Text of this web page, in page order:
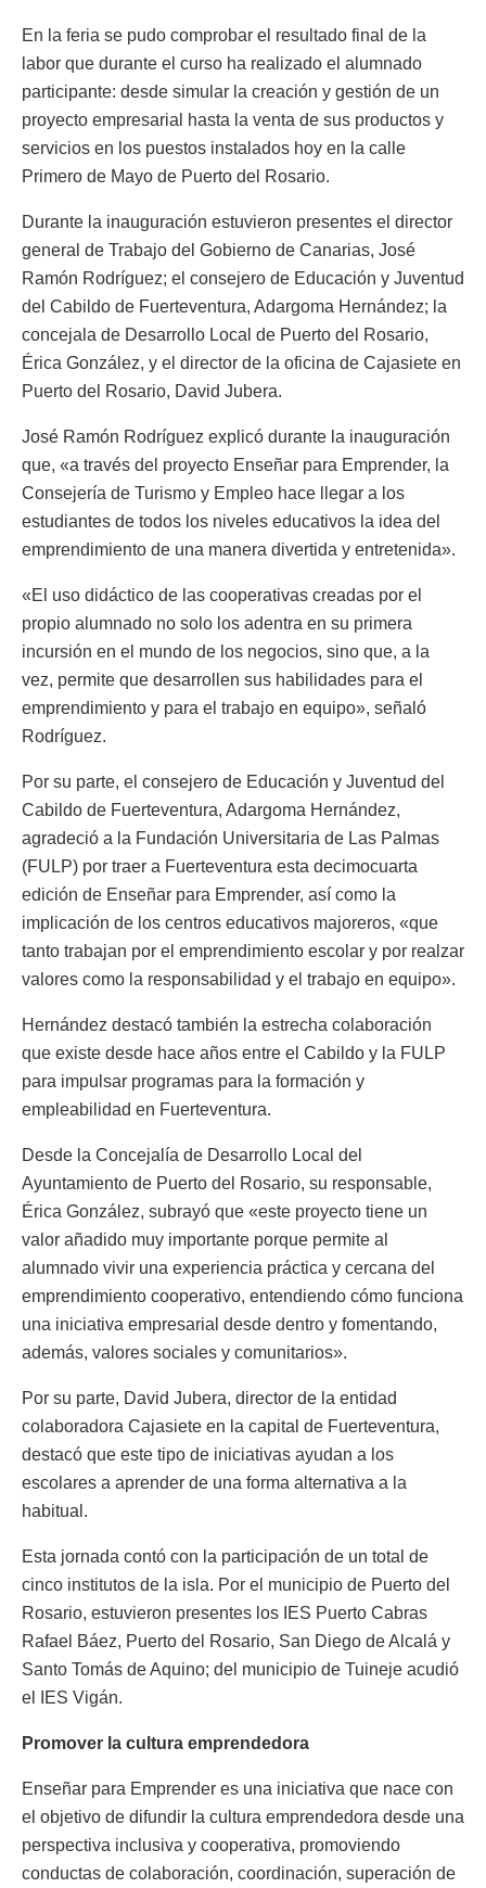
En la feria se pudo comprobar el resultado final de la
labor que durante el curso ha realizado el alumnado
participante: desde simular la creación y gestión de un
proyecto empresarial hasta la venta de sus productos y
servicios en los puestos instalados hoy en la calle
Primero de Mayo de Puerto del Rosario.
Durante la inauguración estuvieron presentes el director
general de Trabajo del Gobierno de Canarias, José
Ramón Rodríguez; el consejero de Educación y Juventud
del Cabildo de Fuerteventura, Adargoma Hernández; la
concejala de Desarrollo Local de Puerto del Rosario,
Érica González, y el director de la oficina de Cajasiete en
Puerto del Rosario, David Jubera.
José Ramón Rodríguez explicó durante la inauguración
que, «a través del proyecto Enseñar para Emprender, la
Consejería de Turismo y Empleo hace llegar a los
estudiantes de todos los niveles educativos la idea del
emprendimiento de una manera divertida y entretenida».
«El uso didáctico de las cooperativas creadas por el
propio alumnado no solo los adentra en su primera
incursión en el mundo de los negocios, sino que, a la
vez, permite que desarrollen sus habilidades para el
emprendimiento y para el trabajo en equipo», señaló
Rodríguez.
Por su parte, el consejero de Educación y Juventud del
Cabildo de Fuerteventura, Adargoma Hernández,
agradeció a la Fundación Universitaria de Las Palmas
(FULP) por traer a Fuerteventura esta decimocuarta
edición de Enseñar para Emprender, así como la
implicación de los centros educativos majoreros, «que
tanto trabajan por el emprendimiento escolar y por realzar
valores como la responsabilidad y el trabajo en equipo».
Hernández destacó también la estrecha colaboración
que existe desde hace años entre el Cabildo y la FULP
para impulsar programas para la formación y
empleabilidad en Fuerteventura.
Desde la Concejalía de Desarrollo Local del
Ayuntamiento de Puerto del Rosario, su responsable,
Érica González, subrayó que «este proyecto tiene un
valor añadido muy importante porque permite al
alumnado vivir una experiencia práctica y cercana del
emprendimiento cooperativo, entendiendo cómo funciona
una iniciativa empresarial desde dentro y fomentando,
además, valores sociales y comunitarios».
Por su parte, David Jubera, director de la entidad
colaboradora Cajasiete en la capital de Fuerteventura,
destacó que este tipo de iniciativas ayudan a los
escolares a aprender de una forma alternativa a la
habitual.
Esta jornada contó con la participación de un total de
cinco institutos de la isla. Por el municipio de Puerto del
Rosario, estuvieron presentes los IES Puerto Cabras
Rafael Báez, Puerto del Rosario, San Diego de Alcalá y
Santo Tomás de Aquino; del municipio de Tuineje acudió
el IES Vigán.
Promover la cultura emprendedora
Enseñar para Emprender es una iniciativa que nace con
el objetivo de difundir la cultura emprendedora desde una
perspectiva inclusiva y cooperativa, promoviendo
conductas de colaboración, coordinación, superación de